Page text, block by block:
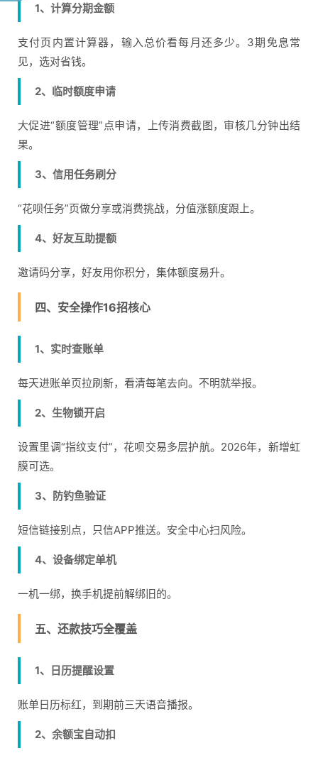
1、计算分期金额
支付页内置计算器，输入总价看每月还多少。3期免息常
见，选对省钱。
2、临时额度申请
大促进“额度管理”点申请，上传消费截图，审核几分钟出结
果。
3、信用任务刷分
“花呗任务”页做分享或消费挑战，分值涨额度跟上。
4、好友互助提额
邀请码分享，好友用你积分，集体额度易升。
四、安全操作16招核心
1、实时查账单
每天进账单页拉刷新，看清每笔去向。不明就举报。
2、生物锁开启
设置里调“指纹支付”，花呗交易多层护航。2026年，新增虹
膜可选。
3、防钓鱼验证
短信链接别点，只信APP推送。安全中心扫风险。
4、设备绑定单机
一机一绑，换手机提前解绑旧的。
五、还款技巧全覆盖
1、日历提醒设置
账单日历标红，到期前三天语音播报。
2、余额宝自动扣